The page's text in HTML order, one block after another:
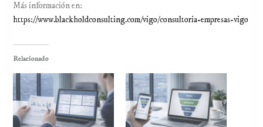
Más información en:
https://www.blackholdconsulting.com/vigo/consultoria-empresas-vigo
Relacionado